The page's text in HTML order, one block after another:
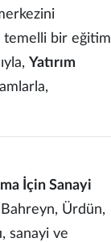
temelli bir eğitim
Yatırım
İçin Sanayi
Bahreyn, Ürdün,
sanayi ve